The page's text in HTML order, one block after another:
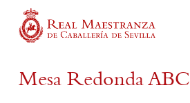
main
Mesa Redonda ABC